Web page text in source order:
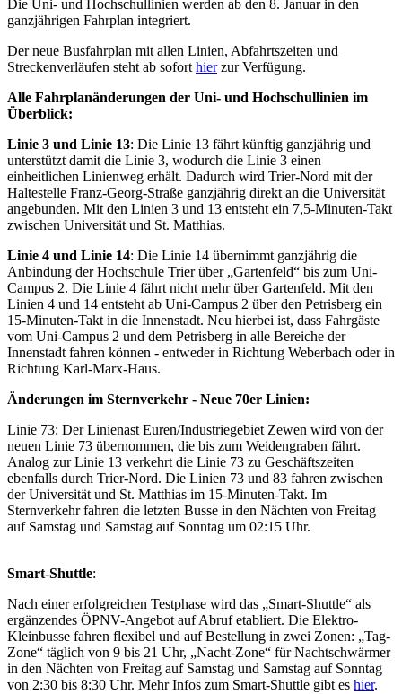
Die Uni- und Hochschullinien werden ab den 8. Januar in den
ganzjährigen Fahrplan integriert.
Der neue Busfahrplan mit allen Linien, Abfahrtszeiten und
Streckenverläufen steht ab soforthierzur Verfügung.
Alle Fahrplanänderungen der Uni- und Hochschullinien im
Überblick:
Linie 3 und Linie 13: Die Linie 13 fährt künftig ganzjährig und
unterstützt damit die Linie 3, wodurch die Linie 3 einen
einheitlichen Linienweg erhält. Dadurch wird Trier-Nord mit der
Haltestelle Franz-Georg-Straße ganzjährig direkt an die Universität
angebunden. Mit den Linien 3 und 13 entsteht ein 7,5-Minuten-Takt
zwischen Universität und St. Matthias.
Linie 4 und Linie 14: Die Linie 14 übernimmt ganzjährig die
Anbindung der Hochschule Trier über „Gartenfeld“ bis zum Uni-
Campus 2. Die Linie 4 fährt nicht mehr über Gartenfeld. Mit den
Linien 4 und 14 entsteht ab Uni-Campus 2 über den Petrisberg ein
15-Minuten-Takt in die Innenstadt. Neu hierbei ist, dass Fahrgäste
vom Uni-Campus 2 und dem Petrisberg in alle Bereiche der
Innenstadt fahren können - entweder in Richtung Weberbach oder in
Richtung Karl-Marx-Haus.
Änderungen im Sternverkehr - Neue 70er Linien:
Linie 73: Der Linienast Euren/Industriegebiet Zewen wird von der
neuen Linie 73 übernommen, die bis zum Weidengraben fährt.
Analog zur Linie 13 verkehrt die Linie 73 zu Geschäftszeiten
ebenfalls durch Trier-Nord. Die Linien 73 und 83 fahren zwischen
der Universität und St. Matthias im 15-Minuten-Takt. Im
Sternverkehr fahren die letzten Busse in den Nächten von Freitag
auf Samstag und Samstag auf Sonntag um 02:15 Uhr.
Smart-Shuttle:
Nach einer erfolgreichen Testphase wird das „Smart-Shuttle“ als
ergänzendes ÖPNV-Angebot auf Abruf etabliert. Die Elektro-
Kleinbusse fahren flexibel und auf Bestellung in zwei Zonen: „Tag-
Zone“ täglich von 9 bis 21 Uhr, „Nacht-Zone“ für Nachtschwärmer
in den Nächten von Freitag auf Samstag und Samstag auf Sonntag
von 2:30 bis 8:30 Uhr. Mehr Infos zum Smart-Shuttle gibt es hier.